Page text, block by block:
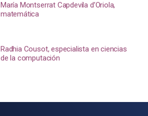
María Montserrat Capdevila d’Oriola,
matemática
Radhia Cousot, especialista en ciencias
de la computación